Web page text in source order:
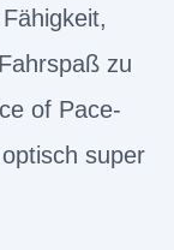
zu
of Pace-
super